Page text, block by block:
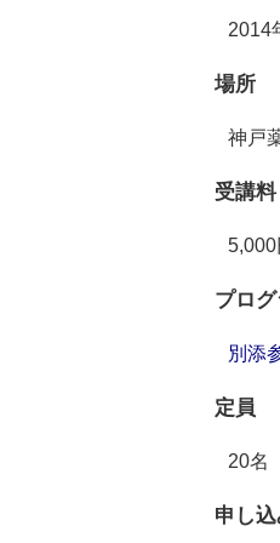
2014
場所
神戸
受講料
5,000
プロ
別添
定員
20名
申し